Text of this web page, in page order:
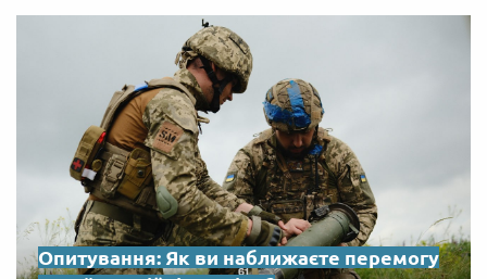
Опитування: Як ви наближаєте перемогу